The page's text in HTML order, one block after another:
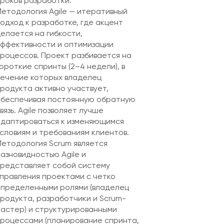
Agile — итеративный
к разработке, где акцент
на гибкости,
и оптимизации
Проект разбивается на
спринты (2–4 недели), в
которых владелец
активно участвует,
постоянную обратную
Agile позволяет лучше
к изменяющимся
и требованиям клиентов.
Scrum является
Agile и
собой систему
проектами с четко
ролями (владелец
разработчики и Scrum-
и структурированными
(планирование спринта,